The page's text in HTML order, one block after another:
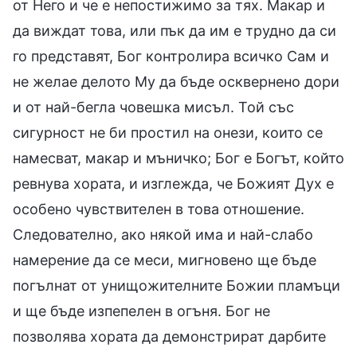
от Него и че е непостижимо за тях. Макар и
да виждат това, или пък да им е трудно да си
го представят, Бог контролира всичко Сам и
не желае делото Му да бъде осквернено дори
и от най-бегла човешка мисъл. Той със
сигурност не би простил на онези, които се
намесват, макар и мъничко; Бог е Богът, който
ревнува хората, и изглежда, че Божият Дух е
особено чувствителен в това отношение.
Следователно, ако някой има и най-слабо
намерение да се меси, мигновено ще бъде
погълнат от унищожителните Божии пламъци
и ще бъде изпепелен в огъня. Бог не
позволява хората да демонстрират дарбите